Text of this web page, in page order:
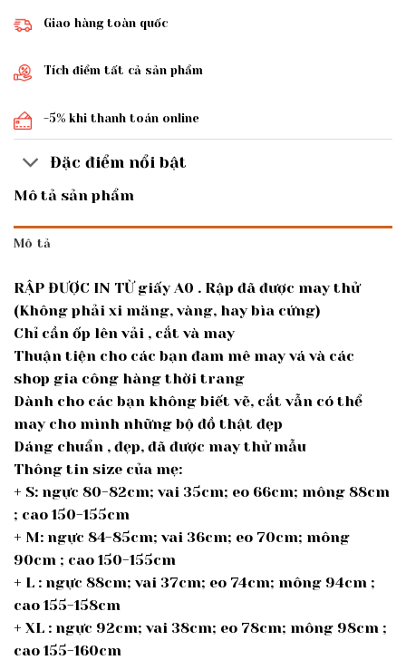
Giao hàng toàn quốc
Tích điểm tất cả sản phẩm
-5% khi thanh toán online
Đặc điểm nổi bật
Mô tả sản phẩm
Mô tả
RẬP ĐƯỢC IN TỪ giấy A0 . Rập đã được may thử
(Không phải xi măng, vàng, hay bìa cứng)
Chỉ cần ốp lên vải , cắt và may
Thuận tiện cho các bạn đam mê may vá và các
shop gia công hàng thời trang
Dành cho các bạn không biết vẽ, cắt vẫn có thể
may cho mình những bộ đồ thật đẹp
Dáng chuẩn , đẹp, đã được may thử mẫu
Thông tin size của mẹ:
+ S: ngực 80-82cm; vai 35cm; eo 66cm; mông 88cm
; cao 150-155cm
+ M: ngực 84-85cm; vai 36cm; eo 70cm; mông
90cm ; cao 150-155cm
+ L : ngực 88cm; vai 37cm; eo 74cm; mông 94cm ;
cao 155-158cm
+ XL : ngực 92cm; vai 38cm; eo 78cm; mông 98cm ;
cao 155-160cm